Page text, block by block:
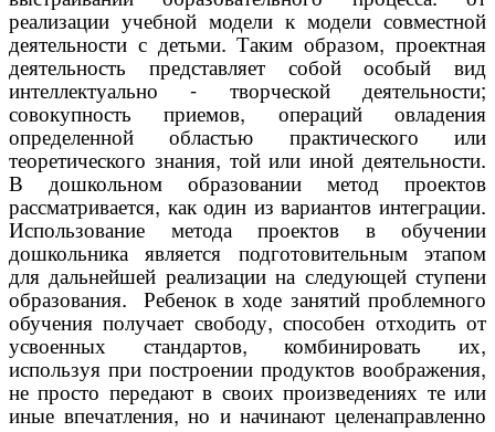
реализации учебной модели к модели совместной
деятельности с детьми. Таким образом, проектная
деятельность представляет собой особый вид
интеллектуально - творческой деятельности;
совокупность приемов, операций овладения
определенной областью практического или
теоретического знания, той или иной деятельности.
В дошкольном образовании метод проектов
рассматривается, как один из вариантов интеграции.
Использование метода проектов в обучении
дошкольника является подготовительным этапом
для дальнейшей реализации на следующей ступени
образования. Ребенок в ходе занятий проблемного
обучения получает свободу, способен отходить от
усвоенных стандартов, комбинировать их,
используя при построении продуктов воображения,
не просто передают в своих произведениях те или
иные впечатления, но и начинают целенаправленно